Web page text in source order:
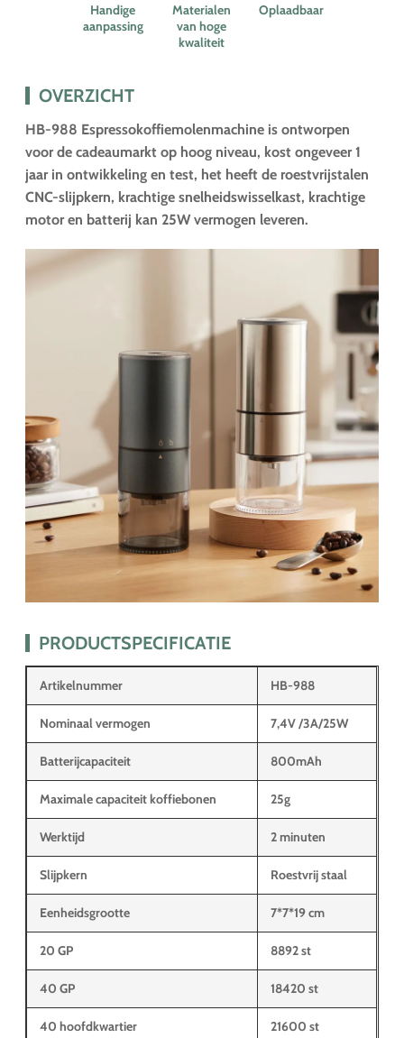
Handige
aanpassing
Materialen
van hoge
kwaliteit
Oplaadbaar
OVERZICHT
HB-988 Espressokoffiemolenmachine is ontworpen
voor de cadeaumarkt op hoog niveau, kost ongeveer 1
jaar in ontwikkeling en test, het heeft de roestvrijstalen
CNC-slijpkern, krachtige snelheidswisselkast, krachtige
motor en batterij kan 25W vermogen leveren.
PRODUCTSPECIFICATIE
Artikelnummer HB-988
Nominaal vermogen 7,4V /3A/25W
Batterijcapaciteit 800mAh
Maximale capaciteit koffiebonen 25g
Werktijd 2 minuten
Slijpkern Roestvrij staal
Eenheidsgrootte 7*7*19 cm
20 GP 8892 st
40 GP 18420 st
40 hoofdkwartier 21600 st